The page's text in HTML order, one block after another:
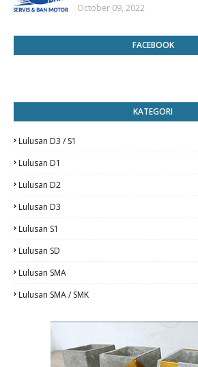
October 09, 2022
FACEBOOK
KATEGORI
Lulusan D3 / S1
Lulusan D1
Lulusan D2
Lulusan D3
Lulusan S1
Lulusan SD
Lulusan SMA
Lulusan SMA / SMK